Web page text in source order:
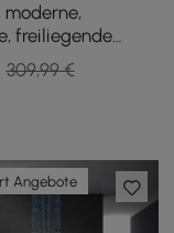
moderne,
freiliegende
309,99 €
Angebote